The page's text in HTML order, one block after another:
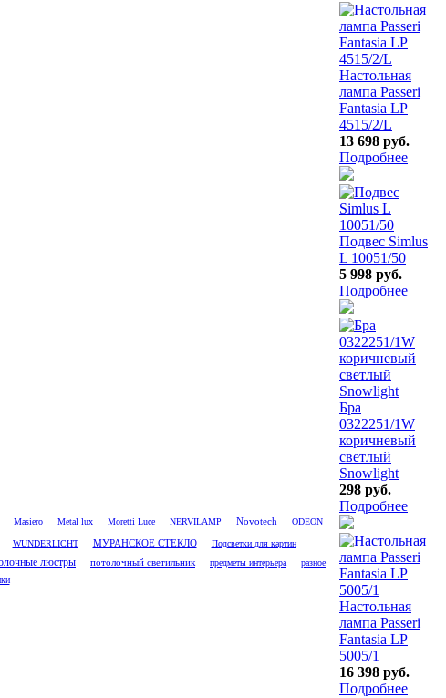
Masiero Metal lux Moretti Luce NERVILAMP Novotech ODEON
WUNDERLICHT МУРАНСКОЕ СТЕКЛО
Подсветки для картин
люстры потолочный светильник предметы интерьера
разное
Настольная
лампа Passeri
Fantasia LP
4515/2/L
13 698 руб.
Подробнее
Подвес Simlus
L 10051/50
5 998 руб.
Подробнее
Бра
0322251/1W
коричневый
светлый
Snowlight
298 руб.
Подробнее
Настольная
лампа Passeri
Fantasia LP
5005/1
16 398 руб.
Подробнее